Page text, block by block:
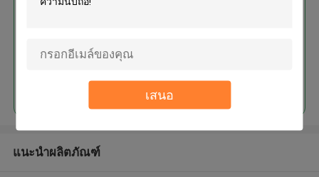
เสนอ
চালিয়ে
แนะนำผลิตภัณฑ์